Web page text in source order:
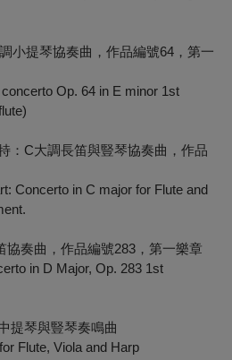
小提琴協奏曲，作品編號64，第一
Op. 64 in E minor 1st
：C大調長笛與豎琴協奏曲，作品
Concerto in C major for Flute and
協奏曲，作品編號283，第一樂章
in D Major, Op. 283 1st
提琴與豎琴奏鳴曲
Flute, Viola and Harp